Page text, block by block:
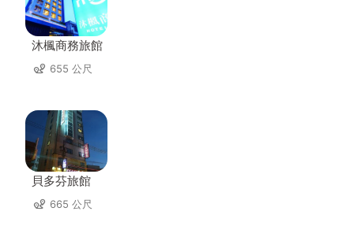
沐楓商務旅館
655 公尺
貝多芬旅館
665 公尺